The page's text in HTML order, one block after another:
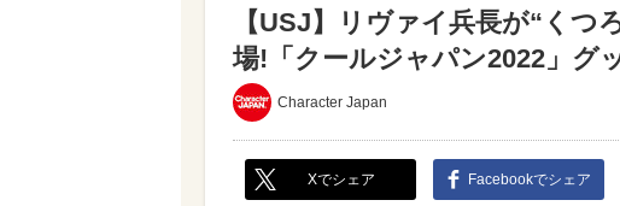
【USJ】リヴァイ兵長が“く
場!「クールジャパン2022」グ
Character Japan
Xでシェア Facebookでシェア